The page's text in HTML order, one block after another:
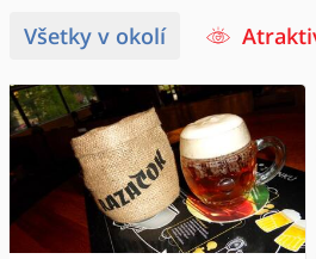
Všetky v okolí